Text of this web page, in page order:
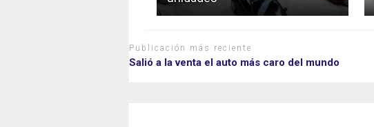
Publicación más reciente
Salió a la venta el auto más caro del mundo